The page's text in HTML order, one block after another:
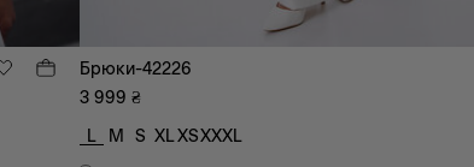
Брюки-42226
3 999 ₴
L
M S XLXSXXXL